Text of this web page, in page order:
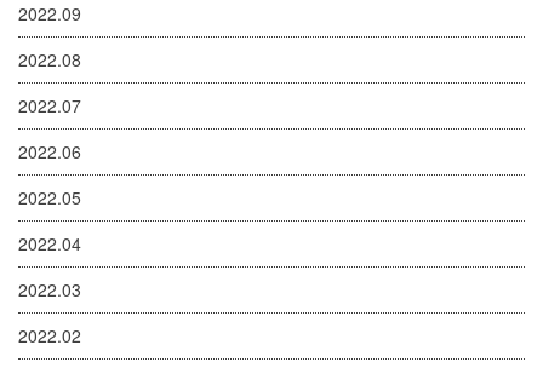
2022.09
2022.08
2022.07
2022.06
2022.05
2022.04
2022.03
2022.02